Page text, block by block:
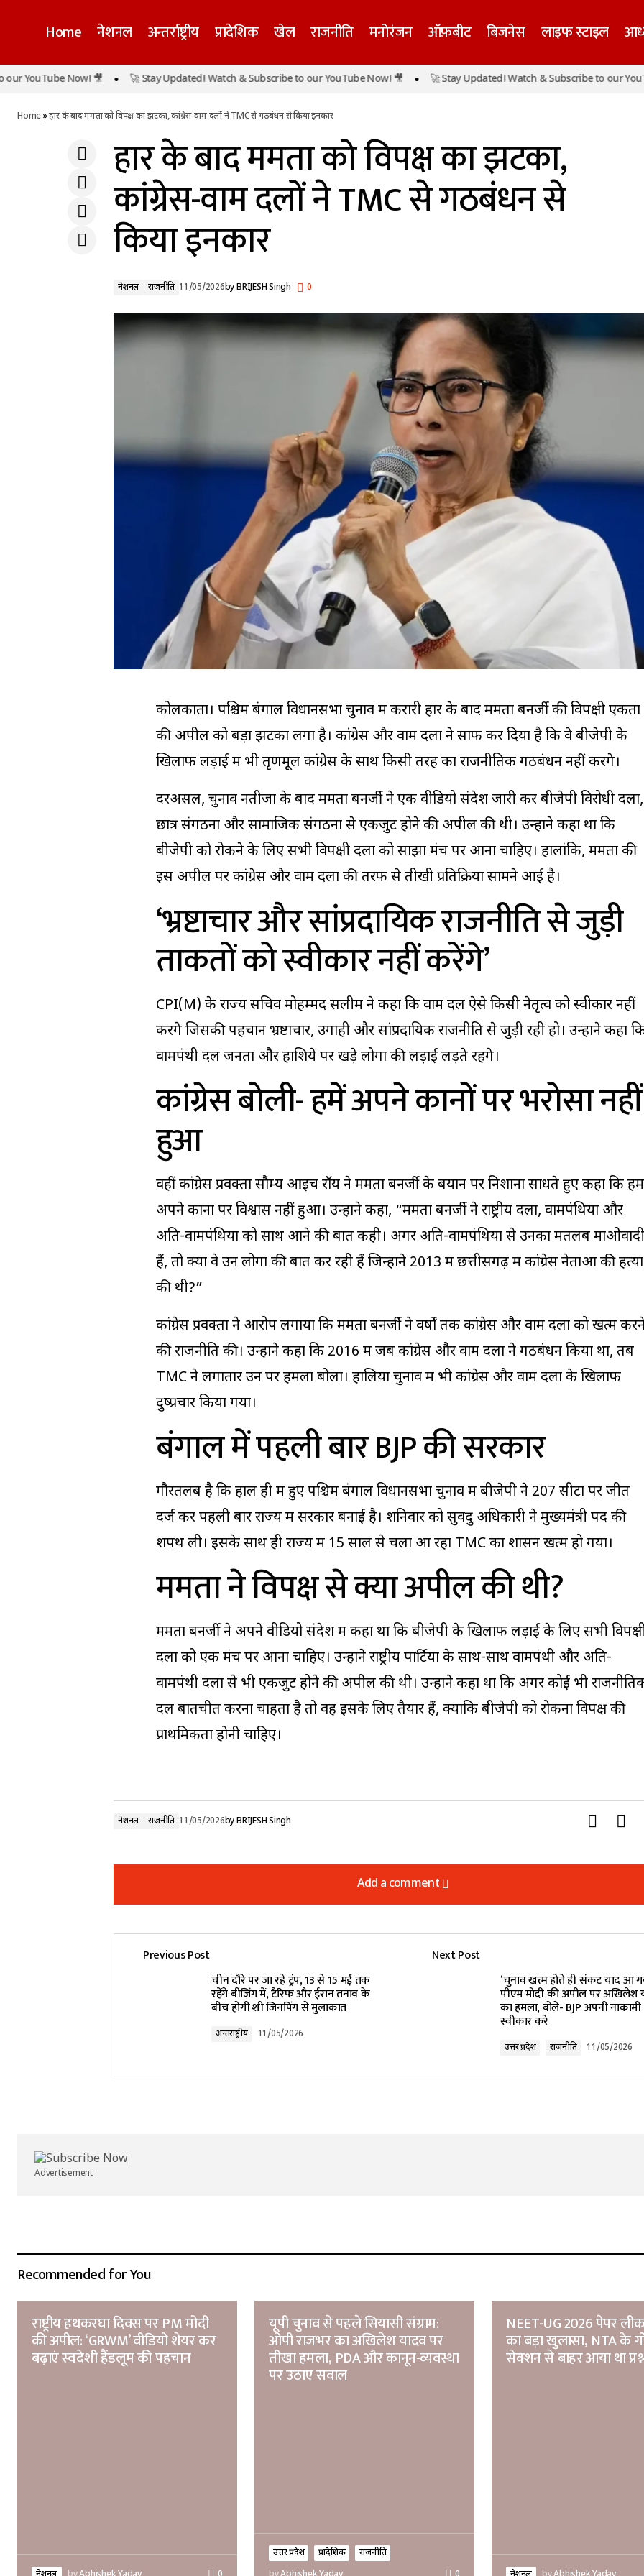
Home नेशनल अन्तर्राष्ट्रीय प्रादेशिक खेल राजनीति मनोरंजन ऑफ़बीट बिजनेस लाइफ स्टाइल
चीन दौरे पर जा रहे ट्रंप, 13 से 15 मई तक रहेंगे
बीजिंग में, टैरिफ और ईरान तनाव के बीच होगी शी
नेशनल
हार के बाद ममता को विपक्ष का झटका, कांग्रेस-वाम दलों ने TMC से
Now! 🎥 🚀 Stay Updated! Watch & Subscribe to our YouTube Now! 🎥 🚀 Stay Updated! Watch & Subscribe to our YouTube
Home»हार के बाद ममता को विपक्ष का झटका, कांग्रेस-वाम दलों ने TMC से गठबंधन से किया इनकार
हार के बाद ममता को विपक्ष का झटका,
कांग्रेस-वाम दलों ने TMC से गठबंधन से
किया इनकार
नेशनल राजनीति 11/05/2026byBRIJESH Singh 0
कोलकाता। पश्चिम बंगाल विधानसभा चुनाव में करारी हार के बादममता बनर्जीकी विपक्षी एकता
की अपील को बड़ा झटका लगा है। कांग्रेस और वाम दलों ने साफ कर दिया है कि वे बीजेपी के
खिलाफ लड़ाई में भी तृणमूल कांग्रेस के साथ किसी तरह का राजनीतिक गठबंधन नहीं करेंगे।
दरअसल, चुनाव नतीजों के बाद ममता बनर्जी ने एक वीडियो संदेश जारी कर बीजेपी विरोधी दलों,
छात्र संगठनों और सामाजिक संगठनों से एकजुट होने की अपील की थी। उन्होंने कहा था कि
बीजेपी को रोकने के लिए सभी विपक्षी दलों को साझा मंच पर आना चाहिए। हालांकि, ममता की
इस अपील पर कांग्रेस और वाम दलों की तरफ से तीखी प्रतिक्रिया सामने आई है।
‘भ्रष्टाचार और सांप्रदायिक राजनीति से जुड़ी
ताकतों को स्वीकार नहीं करेंगे’
CPI(M) के राज्य सचिवमोहम्मद सलीमने कहा कि वाम दल ऐसे किसी नेतृत्व को स्वीकार नहीं
करेंगे जिसकी पहचान भ्रष्टाचार, उगाही और सांप्रदायिक राजनीति से जुड़ी रही हो। उन्होंने कहा
वामपंथी दल जनता और हाशिये पर खड़े लोगों की लड़ाई लड़ते रहेंगे।
कांग्रेस बोली- हमें अपने कानों पर भरोसा नहीं
हुआ
वहीं कांग्रेस प्रवक्तासौम्य आइच रॉयने ममता बनर्जी के बयान पर निशाना साधते हुए कहा कि हमें
अपने कानों पर विश्वास नहीं हुआ। उन्होंने कहा, “ममता बनर्जी ने राष्ट्रीय दलों, वामपंथियों और
अति-वामपंथियों को साथ आने की बात कही। अगर अति-वामपंथियों से उनका मतलब माओवादी
हैं, तो क्या वे उन लोगों की बात कर रही हैं जिन्होंने 2013 में छत्तीसगढ़ में कांग्रेस नेताओं की हत्या
की थी?”
कांग्रेस प्रवक्ता ने आरोप लगाया कि ममता बनर्जी ने वर्षों तक कांग्रेस और वाम दलों को खत्म
की राजनीति की। उन्होंने कहा कि 2016 में जब कांग्रेस और वाम दलों ने गठबंधन किया था, तब
TMC ने लगातार उन पर हमला बोला। हालिया चुनाव में भी कांग्रेस और वाम दलों के खिलाफ
दुष्प्रचार किया गया।
बंगाल में पहली बार BJP की सरकार
गौरतलब है कि हाल ही में हुए पश्चिम बंगाल विधानसभा चुनाव में बीजेपी ने 207 सीटों पर जीत
दर्ज कर पहली बार राज्य में सरकार बनाई है। शनिवार कोसुवेंदु अधिकारीने मुख्यमंत्री पद की
शपथ ली। इसके साथ ही राज्य में 15 साल से चला आ रहा TMC का शासन खत्म हो गया।
ममता ने विपक्ष से क्या अपील की थी?
ममता बनर्जी ने अपने वीडियो संदेश में कहा था कि बीजेपी के खिलाफ लड़ाई के लिए सभी
दलों को एक मंच पर आना चाहिए। उन्होंने राष्ट्रीय पार्टियों के साथ-साथ वामपंथी और अति-
वामपंथी दलों से भी एकजुट होने की अपील की थी। उन्होंने कहा था कि अगर कोई भी
दल बातचीत करना चाहता है तो वह इसके लिए तैयार हैं, क्योंकि बीजेपी को रोकना विपक्ष की
प्राथमिकता होनी चाहिए।
नेशनल राजनीति 11/05/2026byBRIJESH Singh
Add a comment
Add a comment
Your email address will not be published. Required fields are marked
Previous Post
चीन दौरे पर जा रहे ट्रंप, 13 से 15 मई तक
रहेंगे बीजिंग में, टैरिफ और ईरान तनाव के
बीच होगी शी जिनपिंग से मुलाकात
अन्तर्राष्ट्रीय 11/05/2026
Next Post
‘चुनाव खत्म होते ही संकट याद आ
पीएम मोदी की अपील पर अखिलेश
का हमला, बोले- BJP अपनी नाकामी
स्वीकार करे
उत्तर प्रदेश राजनीति 11/05/2026
Advertisement
Recommended for You
राष्ट्रीय हथकरघा दिवस पर PM मोदी
की अपील: ‘GRWM’ वीडियो शेयर कर
बढ़ाएं स्वदेशी हैंडलूम की पहचान
यूपी चुनाव से पहले सियासी संग्राम:
ओपी राजभर का अखिलेश यादव पर
तीखा हमला, PDA और कानून-व्यवस्था
पर उठाए सवाल
उत्तर प्रदेश प्रादेशिक
राजनीति
NEET-UG 2026 पेपर
का बड़ा खुलासा, NTA के
सेक्शन से बाहर आया था